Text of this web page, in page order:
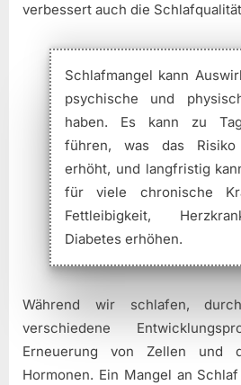
verbessert auch die
Schlafmangel kann
psychische und
haben. Es kann zu
führen, was das
erhöht, und langfristig
für viele chronische
Fettleibigkeit,
Diabetes erhöhen.
Während wir schlafen,
verschiedene
Erneuerung von Zellen und
Hormonen. Ein Mangel an